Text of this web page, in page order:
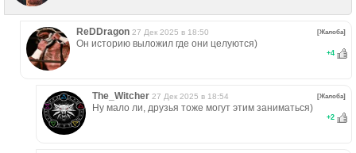
ReDDragon 27 Дек 2025 в 18:50 [Жалоба]
Он историю выложил где они целуются)
+4
The_Witcher 27 Дек 2025 в 18:54 [Жалоба]
Ну мало ли, друзья тоже могут этим заниматься)
+2